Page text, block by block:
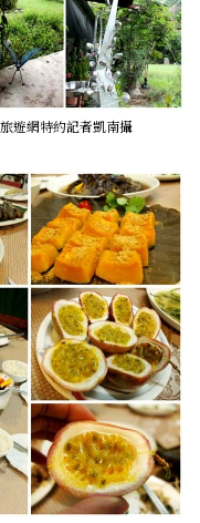
遊網特約記者凱南攝